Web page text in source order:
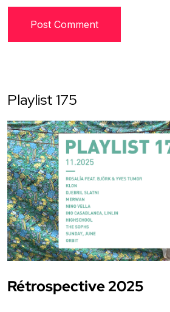
Playlist 175
Rétrospective 2025